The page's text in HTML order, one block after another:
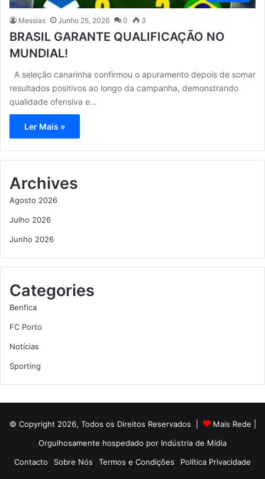
Messias Junho 25, 2026 0 3
BRASIL GARANTE QUALIFICAÇÃO NO
MUNDIAL!
A seleção canarinha confirmou o apuramento depois de somar
resultados positivos ao longo da campanha, demonstrando
qualidade ofensiva e…
Ler Mais »
Archives
Agosto 2026
Julho 2026
Junho 2026
Categories
Benfica
FC Porto
Notícias
Sporting
© Copyright 2026, Todos os Direitos Reservados | Mais Rede
Orgulhosamente hospedado por Indústria de Mídia
Contacto
Sobre Nós Termos e Condições Política Privacidade